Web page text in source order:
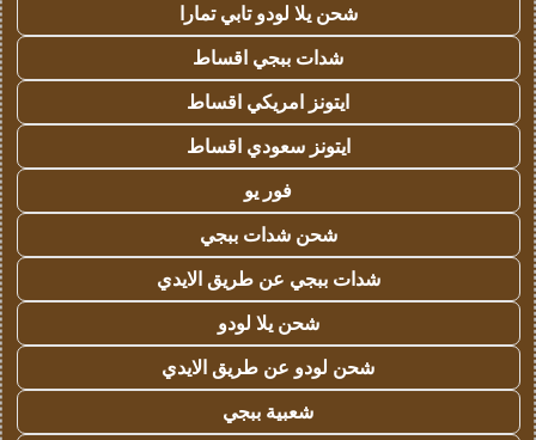
شحن يلا لودو تابي تمارا
شدات ببجي اقساط
ايتونز امريكي اقساط
ايتونز سعودي اقساط
فور يو
شحن شدات ببجي
شدات ببجي عن طريق الايدي
شحن يلا لودو
شحن لودو عن طريق الايدي
شعبية ببجي